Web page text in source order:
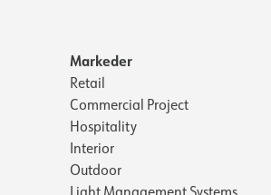
Markeder
Retail
Commercial Project
Hospitality
Interior
Outdoor
Light Management Systems